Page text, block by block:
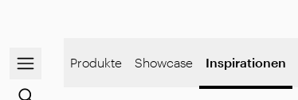
Navigationsmenü öffnen / schließen
Zur Inhaltssuche gehen
Produkte Showcase Inspirationen